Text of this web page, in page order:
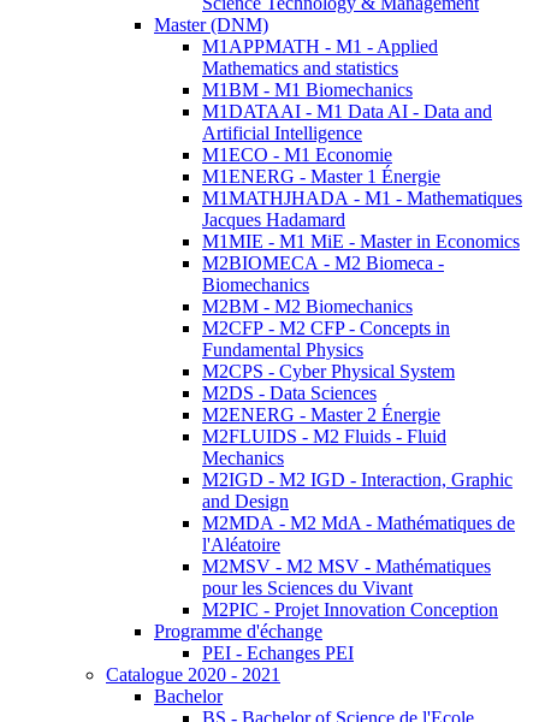
Master (DNM)
M1APPMATH - M1 - Applied
Mathematics and statistics
M1BM - M1 Biomechanics
M1DATAAI - M1 Data AI - Data and
Artificial Intelligence
M1ECO - M1 Economie
M1ENERG - Master 1 Énergie
M1MATHJHADA - M1 - Mathematiques
Jacques Hadamard
M1MIE - M1 MiE - Master in Economics
M2BIOMECA - M2 Biomeca -
Biomechanics
M2BM - M2 Biomechanics
M2CFP - M2 CFP - Concepts in
Fundamental Physics
M2CPS - Cyber Physical System
M2DS - Data Sciences
M2ENERG - Master 2 Énergie
M2FLUIDS - M2 Fluids - Fluid
Mechanics
M2IGD - M2 IGD - Interaction, Graphic
and Design
M2MDA - M2 MdA - Mathématiques de
l'Aléatoire
M2MSV - M2 MSV - Mathématiques
pour les Sciences du Vivant
M2PIC - Projet Innovation Conception
Programme d'échange
PEI - Echanges PEI
Catalogue 2020 - 2021
Bachelor
BS - Bachelor of Science de l'Ecole